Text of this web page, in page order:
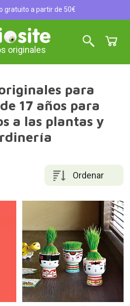
gratuito a partir de 50€
originales
para
17 años para
a las plantas y
Ordenar